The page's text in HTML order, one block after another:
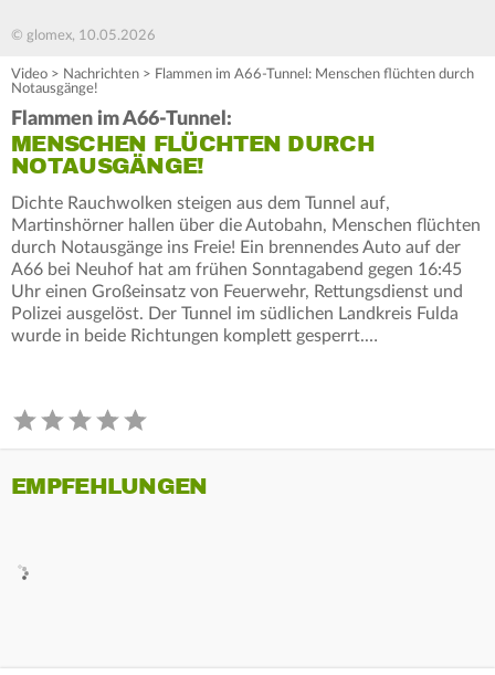
© glomex, 10.05.2026
Video > Nachrichten > Flammen im A66-Tunnel: Menschen flüchten durch
Notausgänge!
Flammen im A66-Tunnel:
MENSCHEN FLÜCHTEN DURCH
NOTAUSGÄNGE!
Dichte Rauchwolken steigen aus dem Tunnel auf,
Martinshörner hallen über die Autobahn, Menschen flüchten
durch Notausgänge ins Freie! Ein brennendes Auto auf der
A66 bei Neuhof hat am frühen Sonntagabend gegen 16:45
Uhr einen Großeinsatz von Feuerwehr, Rettungsdienst und
Polizei ausgelöst. Der Tunnel im südlichen Landkreis Fulda
wurde in beide Richtungen komplett gesperrt.…
EMPFEHLUNGEN